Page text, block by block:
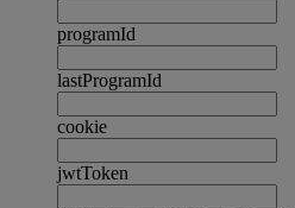
programId
lastProgramId
cookie
jwtToken